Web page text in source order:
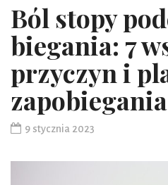
Ból stopy
biegania: 7
przyczyn i
zapobiegania
9 stycznia 2023